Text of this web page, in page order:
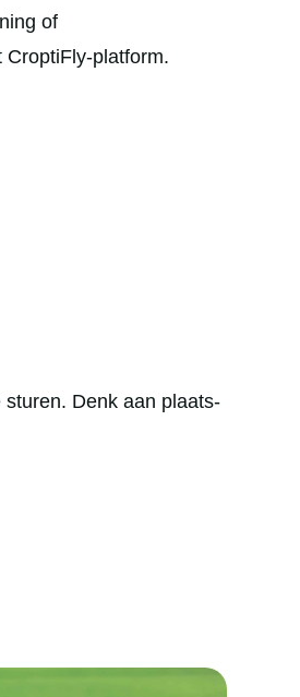
of
platform.
Denk aan plaats-